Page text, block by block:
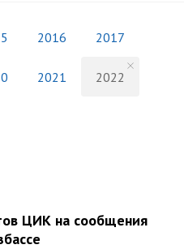
2016 2017
2021 2022
ЦИК на сообщения